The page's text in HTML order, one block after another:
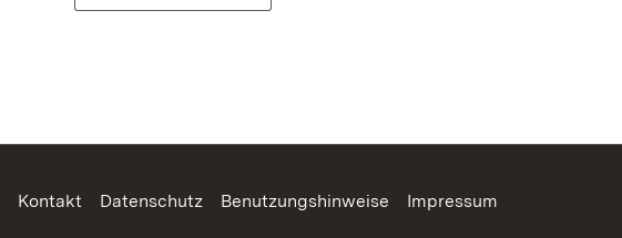
Kontakt Datenschutz Benutzungshinweise Impressum